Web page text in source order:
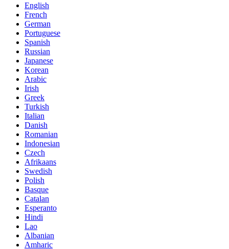
English
French
German
Portuguese
Spanish
Russian
Japanese
Korean
Arabic
Irish
Greek
Turkish
Italian
Danish
Romanian
Indonesian
Czech
Afrikaans
Swedish
Polish
Basque
Catalan
Esperanto
Hindi
Lao
Albanian
Amharic